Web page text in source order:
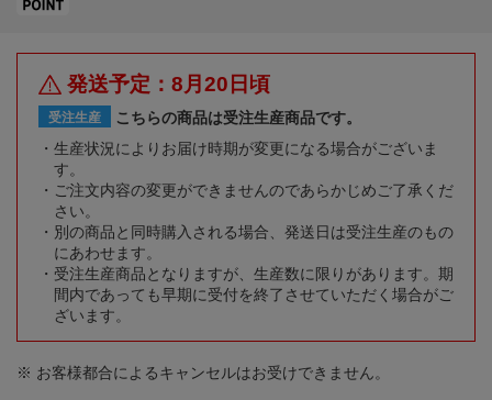
発送予定：8月20日頃
受注生産
こちらの商品は受注生産商品です。
生産状況によりお届け時期が変更になる場合がございま
す。
ご注文内容の変更ができませんのであらかじめご了承くだ
さい。
別の商品と同時購入される場合、発送日は受注生産のもの
にあわせます。
受注生産商品となりますが、生産数に限りがあります。期
間内であっても早期に受付を終了させていただく場合がご
ざいます。
※ お客様都合によるキャンセルはお受けできません。